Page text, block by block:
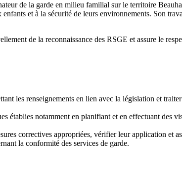
de la garde en milieu familial sur le territoire
et à la sécurité de leurs environnements. Son
de la reconnaissance des RSGE et assure le
les renseignements en lien avec la législation et
établies notamment en planifiant et en effectuant des
correctives appropriées, vérifier leur application et
la conformité des services de garde.